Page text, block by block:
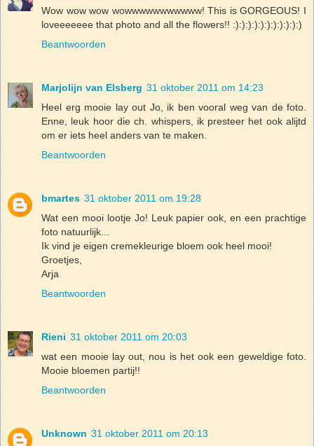
Wow wow wow wowwwwwwwwwww! This is GORGEOUS! I
loveeeeeee that photo and all the flowers!! :):):):):):):):):):):)
Beantwoorden
Marjolijn van Elsberg 31 oktober 2011 om 14:23
Heel erg mooie lay out Jo, ik ben vooral weg van de foto.
Enne, leuk hoor die ch. whispers, ik presteer het ook alijtd
om er iets heel anders van te maken.
Beantwoorden
bmartes 31 oktober 2011 om 19:28
Wat een mooi lootje Jo! Leuk papier ook, en een prachtige
foto natuurlijk...
Ik vind je eigen cremekleurige bloem ook heel mooi!
Groetjes,
Arja
Beantwoorden
Rieni 31 oktober 2011 om 20:03
wat een mooie lay out, nou is het ook een geweldige foto.
Mooie bloemen partij!!
Beantwoorden
Unknown 31 oktober 2011 om 20:13